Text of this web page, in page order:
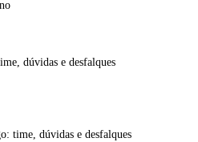
dúvidas e desfalques
time, dúvidas e desfalques